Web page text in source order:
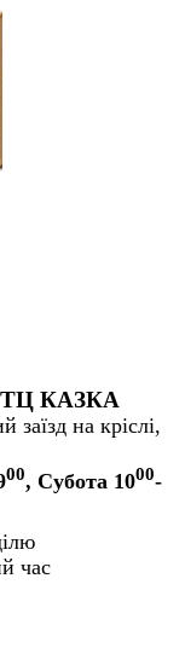
ТЦ КАЗКА
заїзд на кріслі,
00, Субота 1000-
час